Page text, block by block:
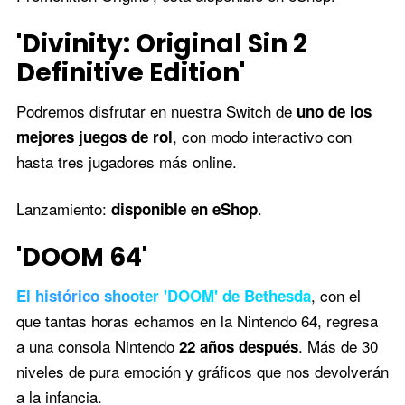
'Divinity: Original Sin 2
Definitive Edition'
Podremos disfrutar en nuestra Switch de uno de los
mejores juegos de rol, con modo interactivo con
hasta tres jugadores más online.
Lanzamiento: disponible en eShop.
'DOOM 64'
El histórico shooter 'DOOM' de Bethesda, con el
que tantas horas echamos en la Nintendo 64, regresa
a una consola Nintendo 22 años después. Más de 30
niveles de pura emoción y gráficos que nos devolverán
a la infancia.